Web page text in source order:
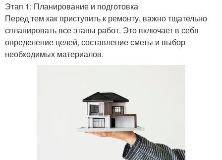
Этап 1: Планирование и подготовка
Перед тем как приступить к ремонту, важно тщательно
спланировать все этапы работ. Это включает в себя
определение целей, составление сметы и выбор
необходимых материалов.